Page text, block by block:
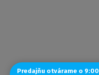
Predajňu otvárame o 9:00